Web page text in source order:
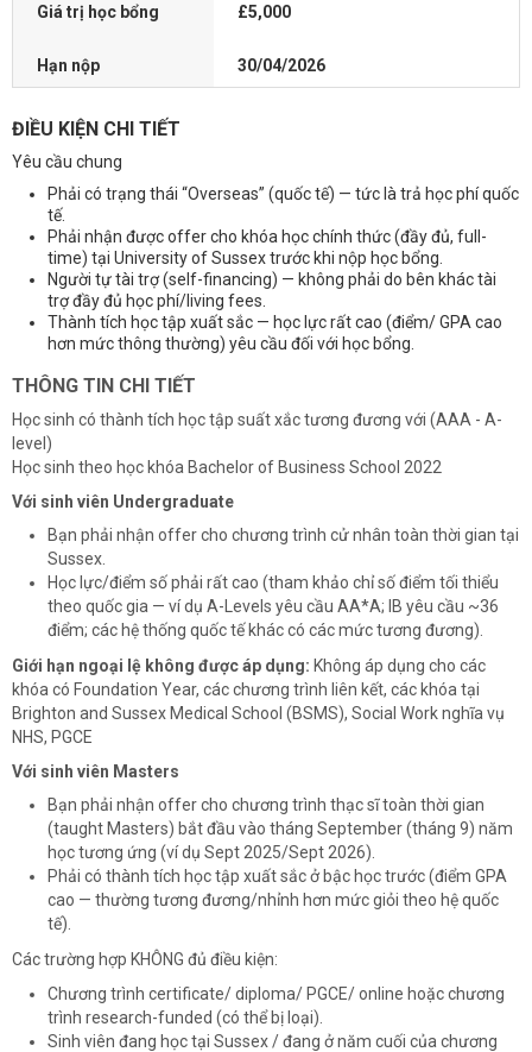
Giá trị học bổng £5,000
Hạn nộp 30/04/2026
ĐIỀU KIỆN CHI TIẾT
Yêu cầu chung
Phải có trạng thái “Overseas” (quốc tế) — tức là trả học phí quốc
tế.
Phải nhận được offer cho khóa học chính thức (đầy đủ, full-
time) tại University of Sussex trước khi nộp học bổng.
Người tự tài trợ (self-financing) — không phải do bên khác tài
trợ đầy đủ học phí/living fees.
Thành tích học tập xuất sắc — học lực rất cao (điểm/ GPA cao
hơn mức thông thường) yêu cầu đối với học bổng.
THÔNG TIN CHI TIẾT
Học sinh có thành tích học tập suất xắc tương đương với (AAA - A-
level)
Học sinh theo học khóa Bachelor of Business School 2022
Với sinh viên Undergraduate
Bạn phải nhận offer cho chương trình cử nhân toàn thời gian tại
Sussex.
Học lực/điểm số phải rất cao (tham khảo chỉ số điểm tối thiểu
theo quốc gia — ví dụ A-Levels yêu cầu AA*A; IB yêu cầu ~36
điểm; các hệ thống quốc tế khác có các mức tương đương).
Giới hạn ngoại lệ không được áp dụng: Không áp dụng cho các
khóa có Foundation Year, các chương trình liên kết, các khóa tại
Brighton and Sussex Medical School (BSMS), Social Work nghĩa vụ
NHS, PGCE
Với sinh viên Masters
Bạn phải nhận offer cho chương trình thạc sĩ toàn thời gian
(taught Masters) bắt đầu vào tháng September (tháng 9) năm
học tương ứng (ví dụ Sept 2025/Sept 2026).
Phải có thành tích học tập xuất sắc ở bậc học trước (điểm GPA
cao — thường tương đương/nhỉnh hơn mức giỏi theo hệ quốc
tế).
Các trường hợp KHÔNG đủ điều kiện:
Chương trình certificate/ diploma/ PGCE/ online hoặc chương
trình research-funded (có thể bị loại).
Sinh viên đang học tại Sussex / đang ở năm cuối của chương